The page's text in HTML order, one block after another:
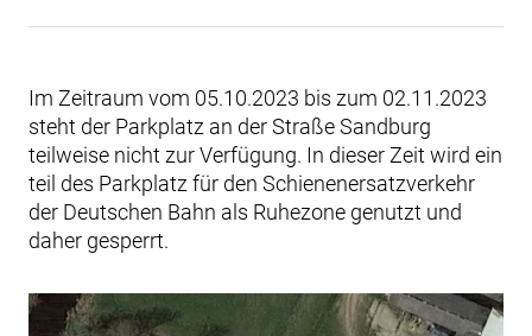
Im Zeitraum vom 05.10.2023 bis zum 02.11.2023
steht der Parkplatz an der Straße Sandburg
teilweise nicht zur Verfügung. In dieser Zeit wird ein
teil des Parkplatz für den Schienenersatzverkehr
der Deutschen Bahn als Ruhezone genutzt und
daher gesperrt.